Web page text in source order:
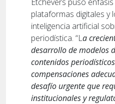
plataformas digitales y
inteligencia artificial
periodística. “La
desarrollo de modelos
contenidos
compensaciones
desafío urgente que
institucionales y